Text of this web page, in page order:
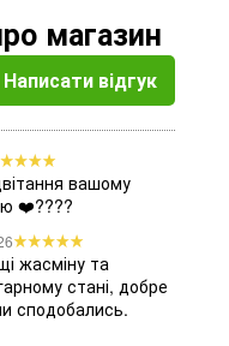
магазин
Написати відгук
вашому
❤️????
жасміну та
стані, добре
сподобались.